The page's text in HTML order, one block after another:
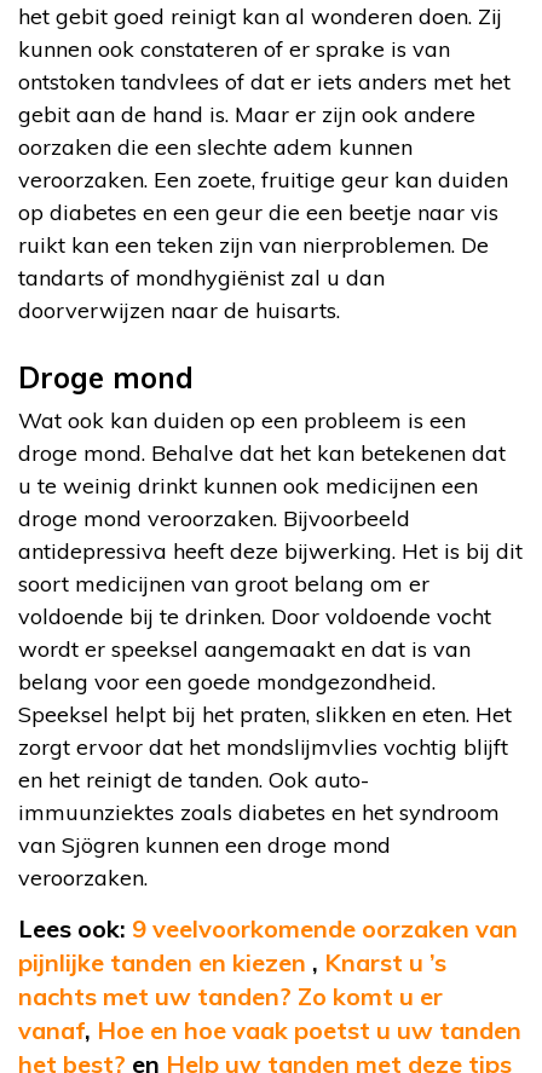
het gebit goed reinigt kan al wonderen doen. Zij
kunnen ook constateren of er sprake is van
ontstoken tandvlees of dat er iets anders met het
gebit aan de hand is. Maar er zijn ook andere
oorzaken die een slechte adem kunnen
veroorzaken. Een zoete, fruitige geur kan duiden
op diabetes en een geur die een beetje naar vis
ruikt kan een teken zijn van nierproblemen. De
tandarts of mondhygiënist zal u dan
doorverwijzen naar de huisarts.
Droge mond
Wat ook kan duiden op een probleem is een
droge mond. Behalve dat het kan betekenen dat
u te weinig drinkt kunnen ook medicijnen een
droge mond veroorzaken. Bijvoorbeeld
antidepressiva heeft deze bijwerking. Het is bij dit
soort medicijnen van groot belang om er
voldoende bij te drinken. Door voldoende vocht
wordt er speeksel aangemaakt en dat is van
belang voor een goede mondgezondheid.
Speeksel helpt bij het praten, slikken en eten. Het
zorgt ervoor dat het mondslijmvlies vochtig blijft
en het reinigt de tanden. Ook auto-
immuunziektes zoals diabetes en het syndroom
van Sjögren kunnen een droge mond
veroorzaken.
Lees ook: 9 veelvoorkomende oorzaken van
pijnlijke tanden en kiezen , Knarst u ’s
nachts met uw tanden? Zo komt u er
vanaf, Hoe en hoe vaak poetst u uw tanden
het best? en Help uw tanden met deze tips